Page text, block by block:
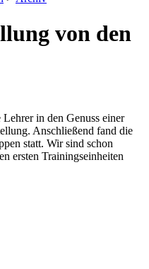
von den
in den Genuss einer
Anschließend fand die
statt. Wir sind schon
ersten Trainingseinheiten